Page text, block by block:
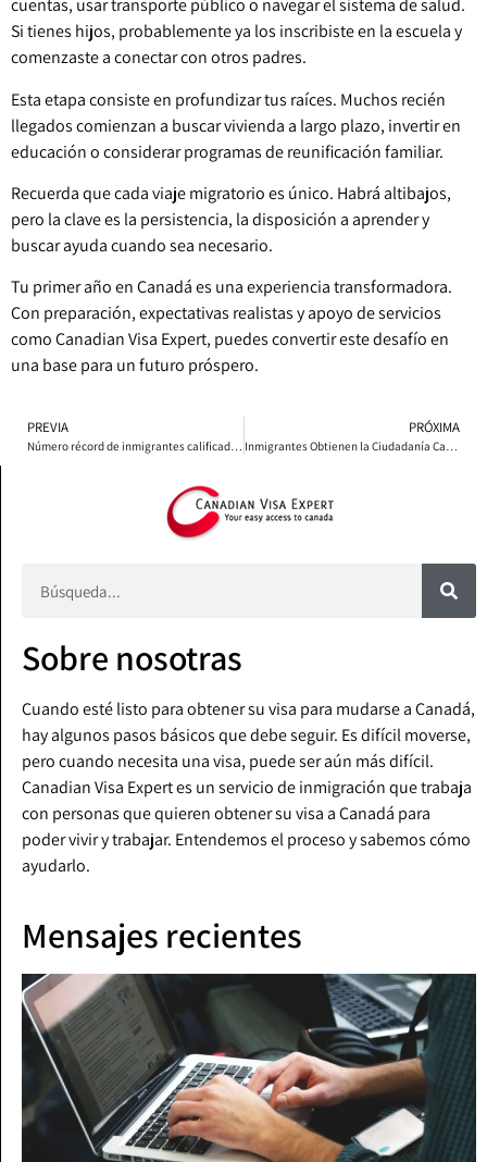
cuentas, usar transporte público o navegar el sistema de salud.
Si tienes hijos, probablemente ya los inscribiste en la escuela y
comenzaste a conectar con otros padres.
Esta etapa consiste en profundizar tus raíces. Muchos recién
llegados comienzan a buscar vivienda a largo plazo, invertir en
educación o considerar programas de reunificación familiar.
Recuerda que cada viaje migratorio es único. Habrá altibajos,
pero la clave es la persistencia, la disposición a aprender y
buscar ayuda cuando sea necesario.
Tu primer año en Canadá es una experiencia transformadora.
Con preparación, expectativas realistas y apoyo de servicios
como Canadian Visa Expert, puedes convertir este desafío en
una base para un futuro próspero.
PREVIA PRÓXIMA
Sobre nosotras
Cuando esté listo para obtener su visa para mudarse a Canadá,
hay algunos pasos básicos que debe seguir. Es difícil moverse,
pero cuando necesita una visa, puede ser aún más difícil.
Canadian Visa Expert es un servicio de inmigración que trabaja
con personas que quieren obtener su visa a Canadá para
poder vivir y trabajar. Entendemos el proceso y sabemos cómo
ayudarlo.
Mensajes recientes